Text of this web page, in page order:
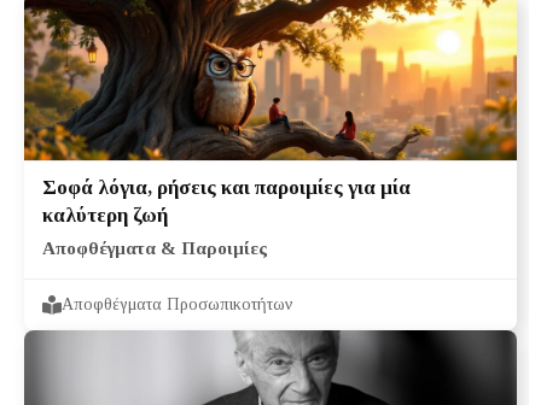
Σοφά λόγια, ρήσεις και παροιμίες για μία
καλύτερη ζωή
Αποφθέγματα & Παροιμίες
Αποφθέγματα Προσωπικοτήτων